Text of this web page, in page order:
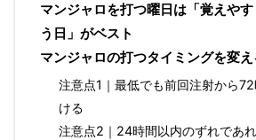
マンジャロを打つ曜日は「覚えや
う日」がベスト
マンジャロの打つタイミングを変
注意点1｜最低でも前回注射から
ける
注意点2｜24時間以内のずれであ